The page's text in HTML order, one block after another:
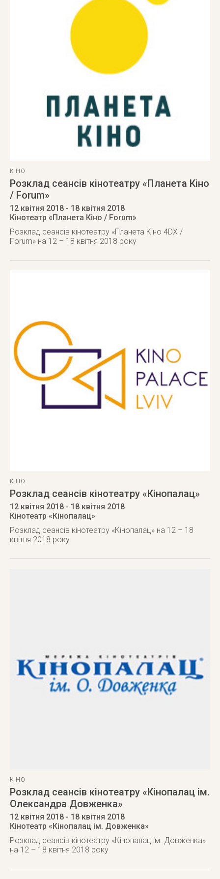
КІНО
Розклад сеансів кінотеатру «Планета Кіно
/ Forum»
12 квітня 2018 - 18 квітня 2018
Кінотеатр «Планета Кіно / Forum»
Розклад сеансів кінотеатру «Планета Кіно 4DX /
Forum» на 12 – 18 квітня 2018 року
КІНО
Розклад сеансів кінотеатру «Кінопалац»
12 квітня 2018 - 18 квітня 2018
Кінотеатр «Кінопалац»
Розклад сеансів кінотеатру «Кінопалац» на 12 – 18
квітня 2018 року
КІНО
Розклад сеансів кінотеатру «Кінопалац ім.
Олександра Довженка»
12 квітня 2018 - 18 квітня 2018
Кінотеатр «Кінопалац ім. Довженка»
Розклад сеансів кінотеатру «Кінопалац ім. Довженка»
на 12 – 18 квітня 2018 року